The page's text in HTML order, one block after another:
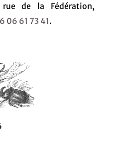
de la Fédération,
06 61 73 41.